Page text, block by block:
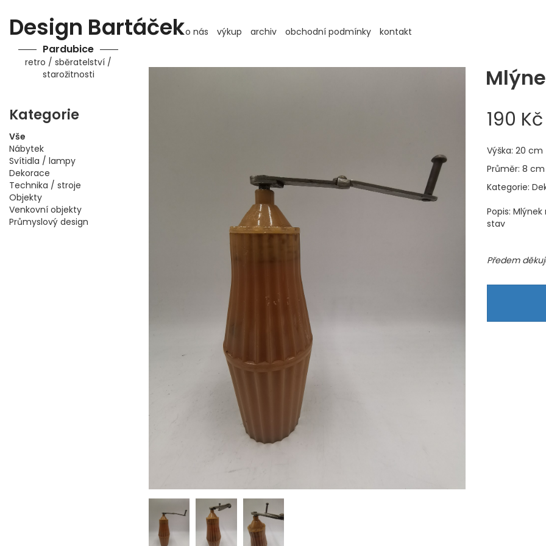
Design Bartáček
Pardubice
retro / sběratelství /
starožitnosti
Kategorie
Vše
Nábytek
Svítidla / lampy
Dekorace
Technika / stroje
Objekty
Venkovní objekty
Průmyslový design
o nás výkup archiv obchodní podmínky kontakt
190 Kč
Výška: 20 cm
Průměr: 8 cm
Kategorie:
Popis:
stav
Předem